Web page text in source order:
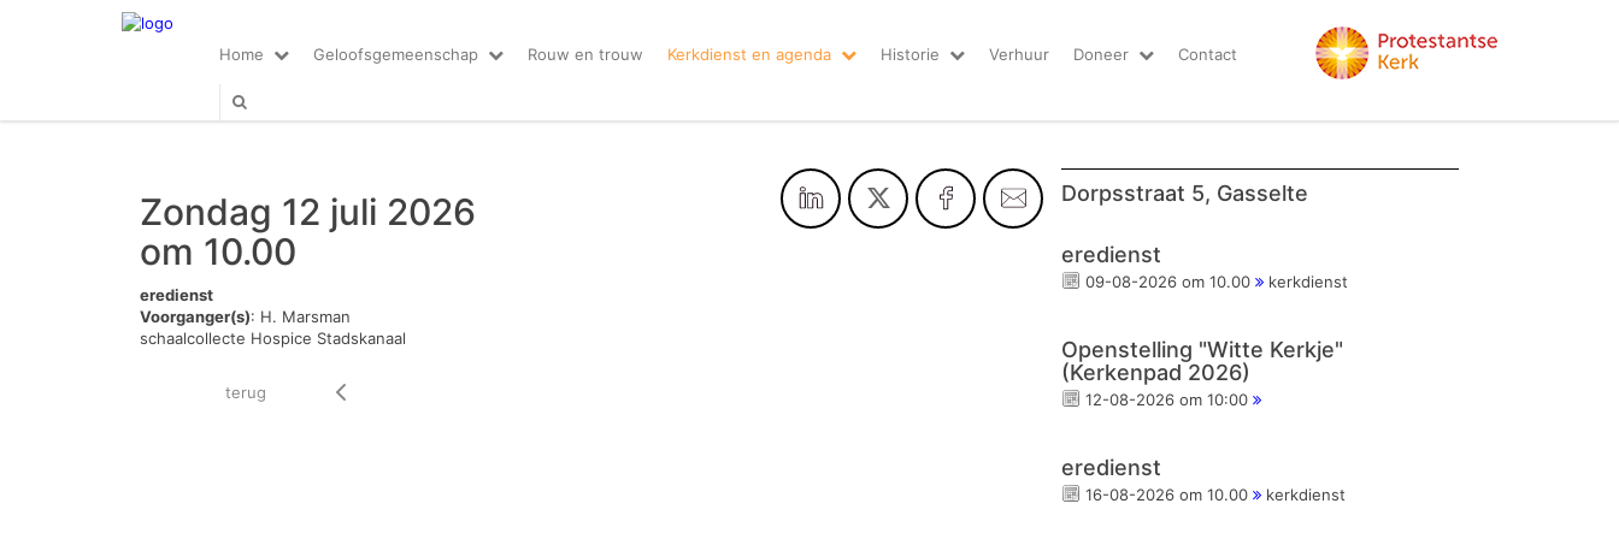
Home Geloofsgemeenschap Rouw en trouw Kerkdienst en agenda Historie Verhuur Doneer Contact
Zondag 12 juli 2026
om 10.00
eredienst
Voorganger(s): H. Marsman
schaalcollecte Hospice Stadskanaal
terug
Dorpsstraat 5, Gasselte
eredienst
09-08-2026 om 10.00 kerkdienst
Openstelling "Witte Kerkje"
(Kerkenpad 2026)
12-08-2026 om 10:00
eredienst
16-08-2026 om 10.00 kerkdienst